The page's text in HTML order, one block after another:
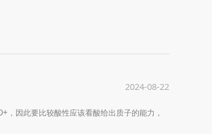
2024-08-22
，因此要比较酸性应该看酸给出质子的能力，